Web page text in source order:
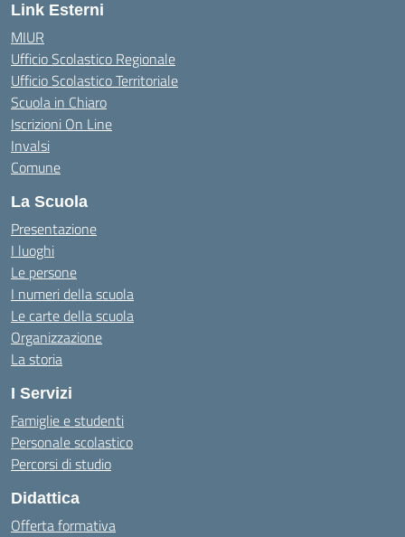
Link Esterni
MIUR
Ufficio Scolastico Regionale
Ufficio Scolastico Territoriale
Scuola in Chiaro
Iscrizioni On Line
Invalsi
Comune
La Scuola
Presentazione
I luoghi
Le persone
I numeri della scuola
Le carte della scuola
Organizzazione
La storia
I Servizi
Famiglie e studenti
Personale scolastico
Percorsi di studio
Didattica
Offerta formativa